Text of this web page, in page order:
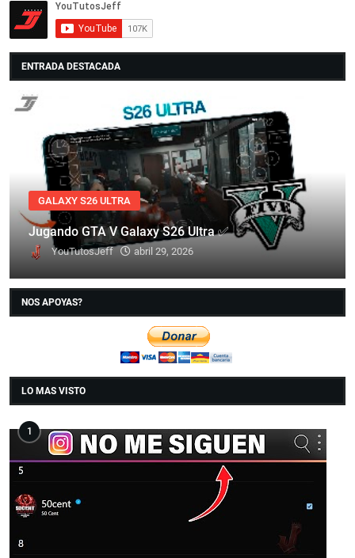
ENTRADA DESTACADA
GALAXY S26 ULTRA
Jugando GTA V Galaxy S26 Ultra ✅
YouTutosJeff abril 29, 2026
NOS APOYAS?
LO MAS VISTO